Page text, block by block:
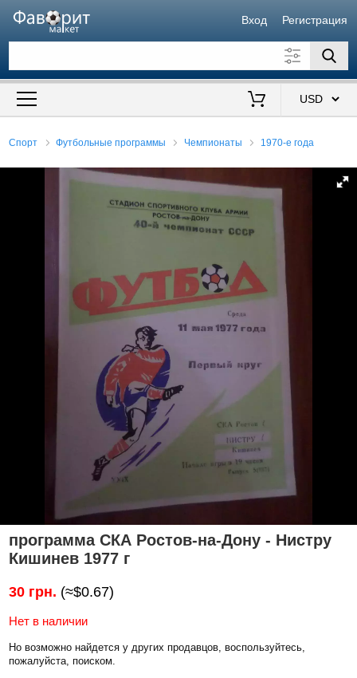
Вход Регистрация
Искать также в описании
Спорт Футбольные программы Чемпионаты 1970-е года
программа СКА Ростов-на-Дону - Нистру
Кишинев 1977 г
30 грн. (≈$0.67)
Нет в наличии
Но возможно найдется у других продавцов, воспользуйтесь,
пожалуйста, поиском.